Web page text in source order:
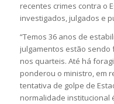
recentes crimes contra o
investigados, julgados e
“Temos 36 anos de
julgamentos estão sendo
nos quarteis. Até há
ponderou o ministro, em
tentativa de golpe de
normalidade institucional